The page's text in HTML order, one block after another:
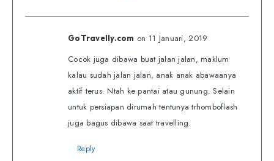
GoTravelly.com on 11 Januari, 2019
Cocok juga dibawa buat jalan jalan, maklum
kalau sudah jalan jalan, anak anak abawaanya
aktif terus. Ntah ke pantai atau gunung. Selain
untuk persiapan dirumah tentunya trhomboflash
juga bagus dibawa saat travelling.
Reply